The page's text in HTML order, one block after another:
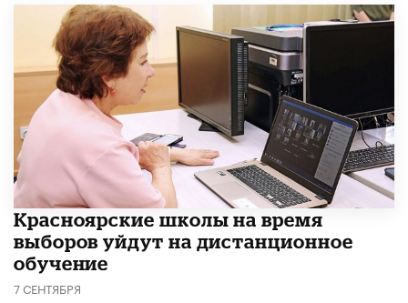
Красноярские школы на время
выборов уйдут на дистанционное
обучение
7 СЕНТЯБРЯ